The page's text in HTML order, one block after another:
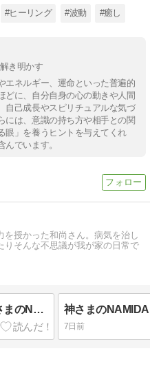
#ヒーリング #波動 #癒し
き明かす
エネルギー、運命といった普遍的
どに、自分自身の心の動きや人間
自己成長やスピリチュアルな気づ
には、意識の持ち方や相手との関
眼」を養うヒントを与えてくれ
でいます。
を授かった和尚さん。病気を治し
りそんな不思議が我が家の日常で
神さまからのプレゼント。-神さまのNAMIDA IV (イヴ)-
7日前